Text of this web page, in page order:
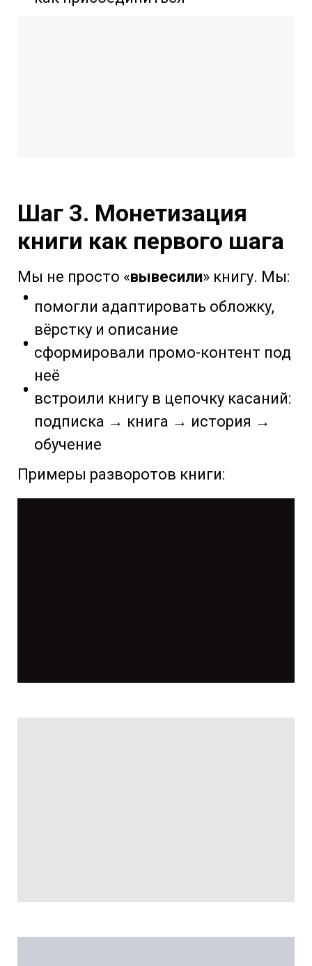
Шаг 3. Монетизация
книги как первого шага
Мы не просто «вывесили» книгу. Мы:
помогли адаптировать обложку,
вёрстку и описание
сформировали промо-контент под
неё
встроили книгу в цепочку касаний:
подписка → книга → история →
обучение
Примеры разворотов книги: